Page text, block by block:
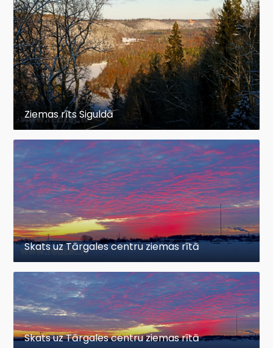
Ziemas rīts Siguldā
Skats uz Tārgales centru ziemas rītā
Skats uz Tārgales centru ziemas rītā